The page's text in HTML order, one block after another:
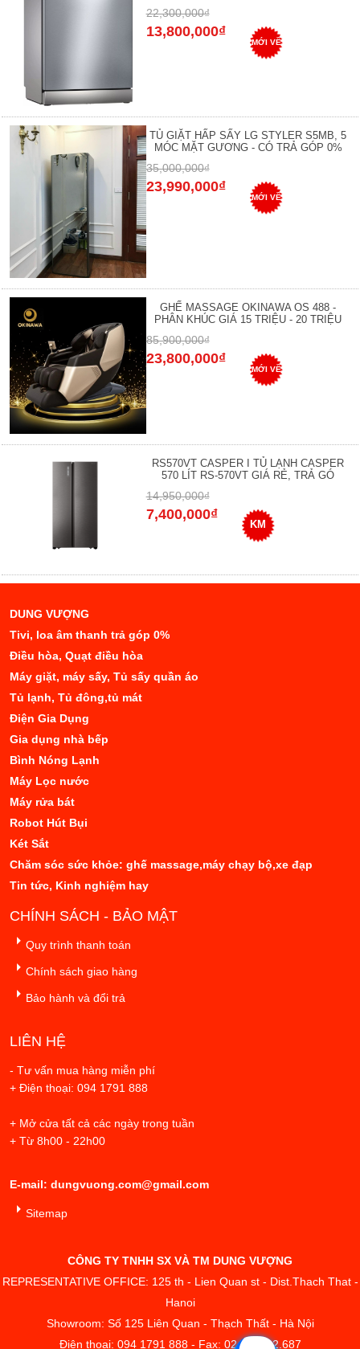
22,300,000₫
13,800,000₫
MỚI VỀ
TỦ GIẶT HẤP SẤY LG STYLER S5MB, 5
MÓC MẶT GƯƠNG - CÓ TRẢ GÓP 0%
35,000,000₫
23,990,000₫
MỚI VỀ
GHẾ MASSAGE OKINAWA OS 488 -
PHÂN KHÚC GIÁ 15 TRIỆU - 20 TRIỆU
85,900,000₫
23,800,000₫
MỚI VỀ
RS570VT CASPER I TỦ LẠNH CASPER
570 LÍT RS-570VT GIÁ RẺ, TRẢ GÓ
14,950,000₫
7,400,000₫
KM
DUNG VƯỢNG
Tivi, loa âm thanh trả góp 0%
Điều hòa, Quạt điều hòa
Máy giặt, máy sấy, Tủ sấy quần áo
Tủ lạnh, Tủ đông,tủ mát
Điện Gia Dụng
Gia dụng nhà bếp
Bình Nóng Lạnh
Máy Lọc nước
Máy rửa bát
Robot Hút Bụi
Két Sắt
Chăm sóc sức khỏe: ghế massage,máy chạy bộ,xe đạp
Tin tức, Kinh nghiệm hay
CHÍNH SÁCH - BẢO MẬT
Quy trình thanh toán
Chính sách giao hàng
Bảo hành và đổi trả
LIÊN HỆ
- Tư vấn mua hàng miễn phí
+ Điện thoại: 094 1791 888
+ Mở cửa tất cả các ngày trong tuần
+ Từ 8h00 - 22h00
E-mail: dungvuong.com@gmail.com
Sitemap
CÔNG TY TNHH SX VÀ TM DUNG VƯỢNG
REPRESENTATIVE OFFICE: 125 th - Lien Quan st - Dist.Thach That -
Hanoi
Showroom: Số 125 Liên Quan - Thạch Thất - Hà Nội
Điện thoại: 094 1791 888 - Fax: 02433.842.687